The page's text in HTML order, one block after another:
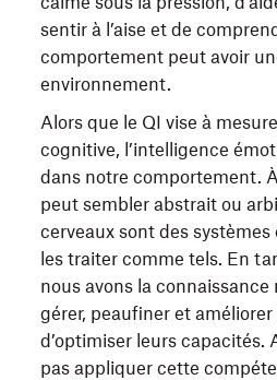
sentir à l’aise et de
comportement peut avoir
environnement.
Alors que le QI vise à
cognitive, l’intelligence
dans notre comportement.
peut sembler abstrait ou
cerveaux sont des
les traiter comme tels. En
nous avons la connaissance
gérer, peaufiner et
d’optimiser leurs capacités.
pas appliquer cette